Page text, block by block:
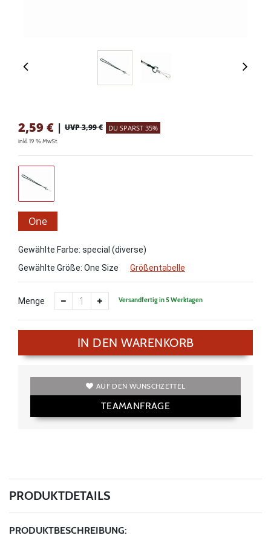
2,59 € | UVP 3,99 € DU SPARST 35%
inkl. 19 % MwSt.
One
Gewählte Farbe: special (diverse)
Gewählte Größe: One Size Größentabelle
Menge Versandfertig in 5 Werktagen
IN DEN WARENKORB
AUF DEN WUNSCHZETTEL
TEAMANFRAGE
PRODUKTDETAILS
PRODUKTBESCHREIBUNG: